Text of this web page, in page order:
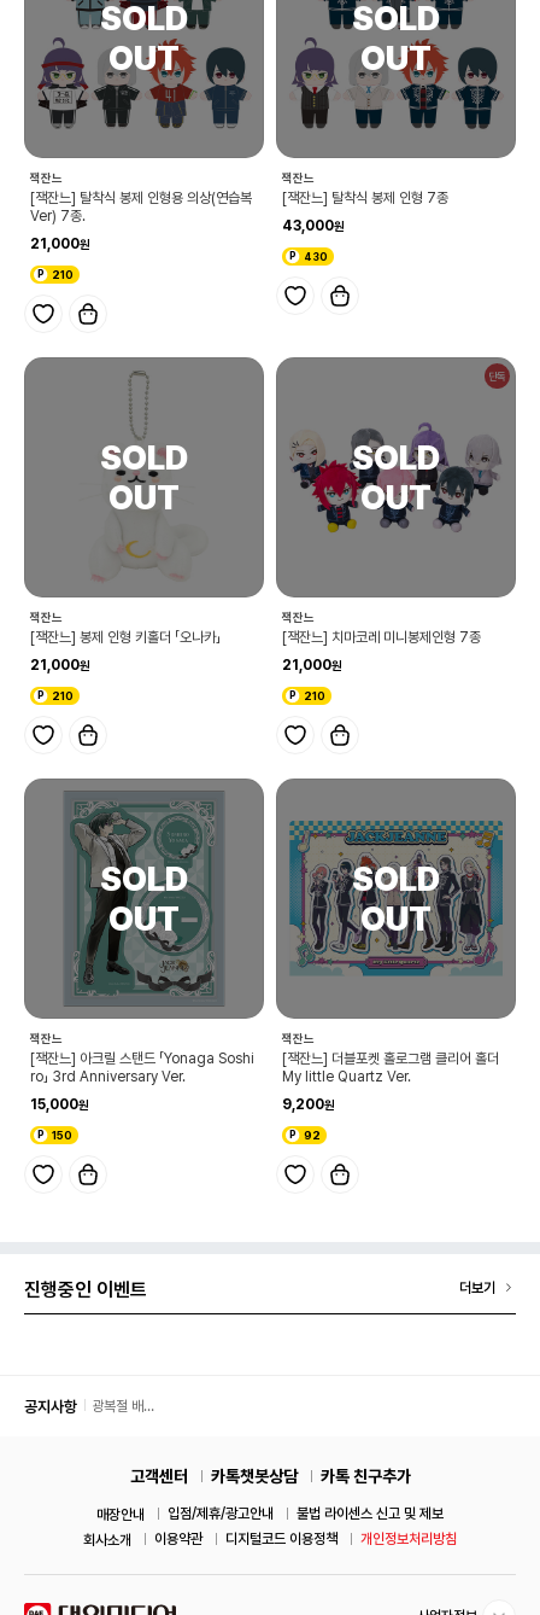
잭잔느
[잭잔느] 탈착식 봉제 인형용 의상(연습복
Ver) 7종.
21,000
210
잭잔느
[잭잔느] 탈착식 봉제 인형 7종
43,000
430
잭잔느
[잭잔느] 봉제 인형 키홀더 「오나카」
21,000
210
단독
잭잔느
[잭잔느] 치마코레 미니봉제인형 7종
21,000
210
잭잔느
[잭잔느] 아크릴 스탠드 「Yonaga Soshi
ro」 3rd Anniversary Ver.
15,000
150
잭잔느
[잭잔느] 더블포켓 홀로그램 클리어 홀더
My little Quartz Ver.
9,200
92
진행중인 이벤트 더보기
공지사항
광복절 배
고객센터 카톡챗봇상담 카톡 친구추가
매장안내 입점/제휴/광고안내
불법 라이센스 신고 및 제보
회사소개
이용약관 디지털코드 이용정책 개인정보처리방침